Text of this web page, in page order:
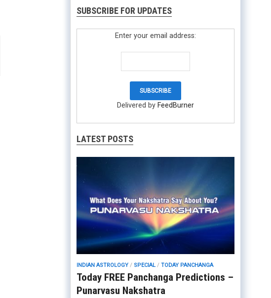
SUBSCRIBE FOR UPDATES
Enter your email address:
Delivered by FeedBurner
LATEST POSTS
INDIAN ASTROLOGY / SPECIAL/TODAY PANCHANGA
Today FREE Panchanga Predictions –
Punarvasu Nakshatra